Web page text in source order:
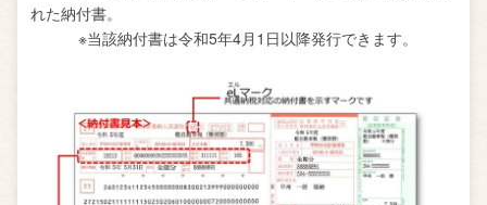
れた納付書。
※当該納付書は令和5年4月1日以降発行できます。